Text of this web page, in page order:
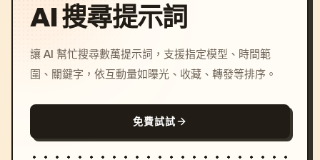
AI 搜尋提示詞
讓 AI 幫忙搜尋數萬提示詞，支援指定模型、時間範
圍、關鍵字，依互動量如曝光、收藏、轉發等排序。
免費試試